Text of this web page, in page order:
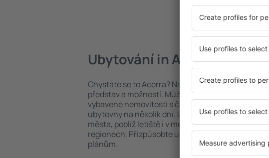
Ubytování in Acerra
Chystáte se to Acerra? Najděte si ubytování
představ a možností. Můžete využít prostorné,
vybavené nemovitosti s četnými vymoženostmi,
ubytovny na několik dní. Ubytování in Acerra je
města, poblíž letiště i v méně vyhledávaných
regionech. Přizpůsobte ubytování vašim
plánům.